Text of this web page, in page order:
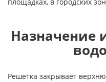
Назначение
Решетка закрывает